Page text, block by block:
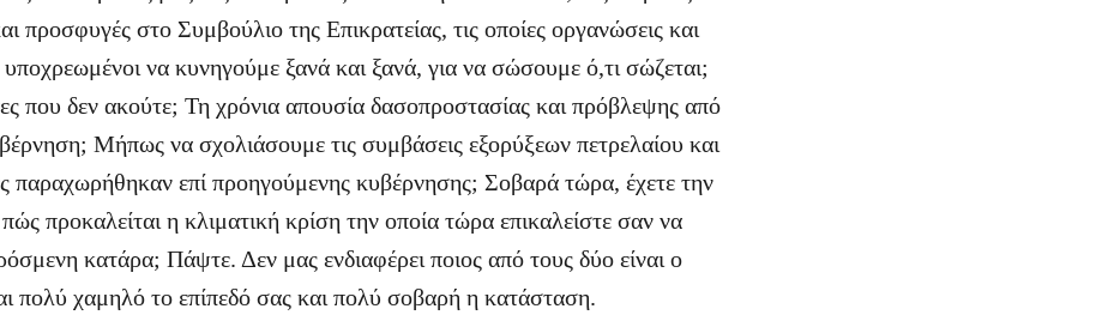
προσφυγές στο Συμβούλιο της Επικρατείας, τις οποίες οργανώσεις και
υποχρεωμένοι να κυνηγούμε ξανά και ξανά, για να σώσουμε ό,τι σώζεται;
που δεν ακούτε; Τη χρόνια απουσία δασοπροστασίας και πρόβλεψης από
Μήπως να σχολιάσουμε τις συμβάσεις εξορύξεων πετρελαίου και
παραχωρήθηκαν επί προηγούμενης κυβέρνησης; Σοβαρά τώρα, έχετε την
προκαλείται η κλιματική κρίση την οποία τώρα επικαλείστε σαν να
κατάρα; Πάψτε. Δεν μας ενδιαφέρει ποιος από τους δύο είναι ο
πολύ χαμηλό το επίπεδό σας και πολύ σοβαρή η κατάσταση.